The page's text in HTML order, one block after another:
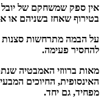
אין ספק שמשחקם של יובל
בטירוף שאחז בשניהם או
על הבמה מתרחשות סצנות
להחסיר פעימה.
מאות ברווזי האמבטיה
האינסופית, החיוכים
מפחיד, גם יחד.